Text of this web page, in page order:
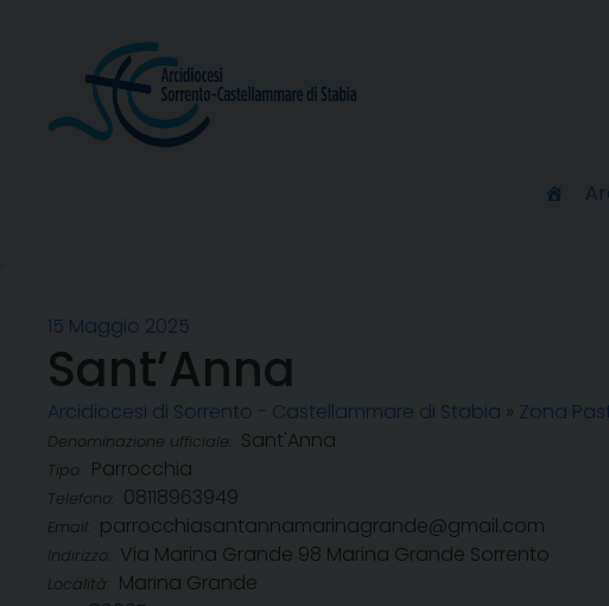
15 Maggio 2025
Sant’Anna
Arcidiocesi di Sorrento - Castellammare di Stabia » Zona
Denominazione ufficiale: Sant'Anna
Tipo: Parrocchia
Telefono: 08118963949
Email: parrocchiasantannamarinagrande@gmail.com
Indirizzo: Via Marina Grande 98 Marina Grande Sorrento
Località: Marina Grande